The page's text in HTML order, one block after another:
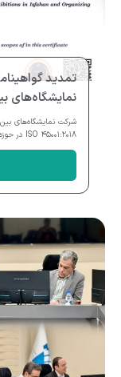
نمایشگاه‌های
شرکت نمایشگاه‌های
ISO ۴۵۰۰۱:۲۰۱۸ در حوزه مدیریت...